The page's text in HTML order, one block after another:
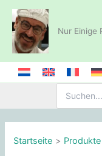
Zum
Inhalt
springen
Nur Einige
nach:
Startseite Produkte